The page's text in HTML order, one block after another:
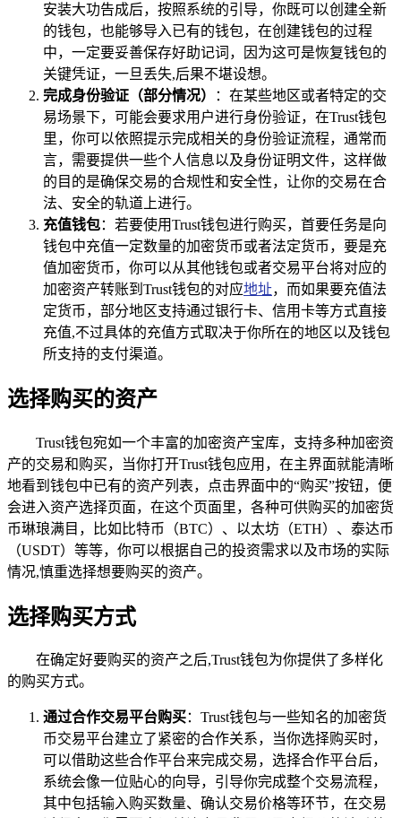
安装大功告成后，按照系统的引导，你既可以创建全新
的钱包，也能够导入已有的钱包，在创建钱包的过程
中，一定要妥善保存好助记词，因为这可是恢复钱包的
关键凭证，一旦丢失,后果不堪设想。
完成身份验证（部分情况）
：在某些地区或者特定的交
易场景下，可能会要求用户进行身份验证，在Trust钱包
里，你可以依照提示完成相关的身份验证流程，通常而
言，需要提供一些个人信息以及身份证明文件，这样做
的目的是确保交易的合规性和安全性，让你的交易在合
法、安全的轨道上进行。
充值钱包：若要使用Trust钱包进行购买，首要任务是向
钱包中充值一定数量的加密货币或者法定货币，要是充
值加密货币，你可以从其他钱包或者交易平台将对应的
加密资产转账到Trust钱包的对应地址，而如果要充值法
定货币，部分地区支持通过银行卡、信用卡等方式直接
充值,不过具体的充值方式取决于你所在的地区以及钱包
所支持的支付渠道。
选择购买的资产
Trust钱包宛如一个丰富的加密资产宝库，支持多种加密资
产的交易和购买，当你打开Trust钱包应用，在主界面就能清晰
地看到钱包中已有的资产列表，点击界面中的“购买”按钮，便
会进入资产选择页面，在这个页面里，各种可供购买的加密货
币琳琅满目，比如比特币（BTC）、以太坊（ETH）、泰达币
（USDT）等等，你可以根据自己的投资需求以及市场的实际
情况,慎重选择想要购买的资产。
选择购买方式
在确定好要购买的资产之后,Trust钱包为你提供了多样化
的购买方式。
通过合作交易平台购买：Trust钱包与一些知名的加密货
币交易平台建立了紧密的合作关系，当你选择购买时，
可以借助这些合作平台来完成交易，选择合作平台后，
系统会像一位贴心的向导，引导你完成整个交易流程，
其中包括输入购买数量、确认交易价格等环节，在交易